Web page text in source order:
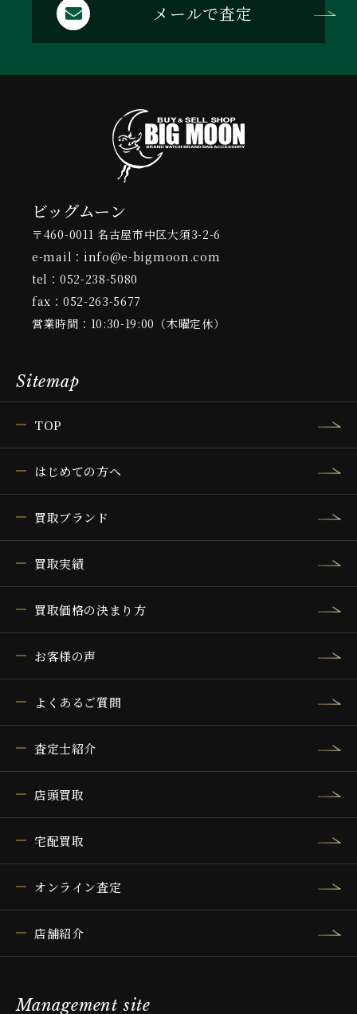
メールで査定
ビッグムーン
〒460-0011 名古屋市中区大須3-2-6
e-mail：info@e-bigmoon.com
tel：052-238-5080
fax：052-263-5677
営業時間：10:30-19:00（木曜定休）
Sitemap
TOP
はじめての方へ
買取ブランド
買取実績
買取価格の決まり方
お客様の声
よくあるご質問
査定士紹介
店頭買取
宅配買取
オンライン査定
店舗紹介
Management site